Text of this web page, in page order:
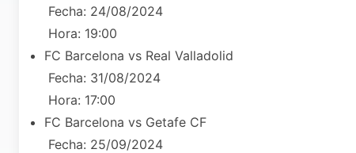
Fecha: 24/08/2024
Hora: 19:00
FC Barcelona vs Real Valladolid
Fecha: 31/08/2024
Hora: 17:00
FC Barcelona vs Getafe CF
Fecha: 25/09/2024